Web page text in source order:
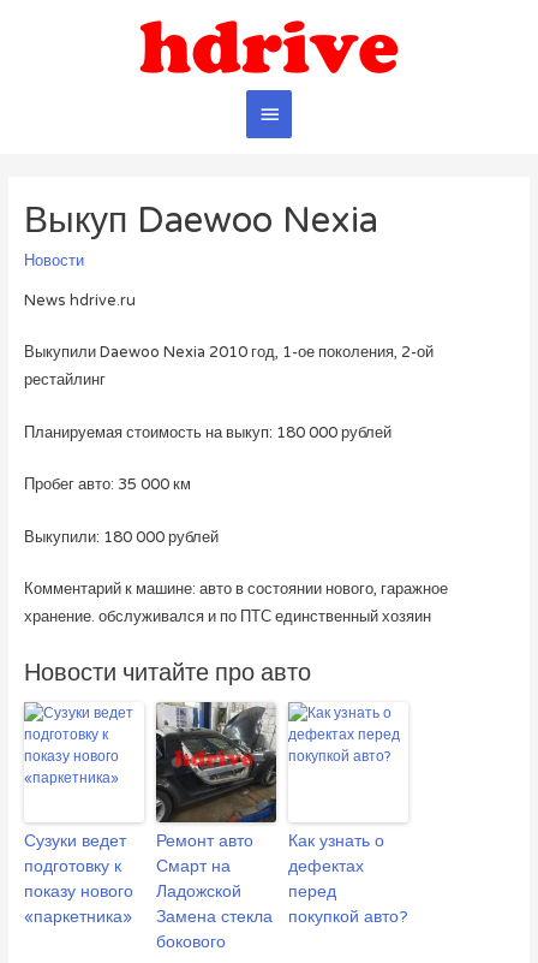
Главное
Выкуп Daewoo Nexia
Новости
News hdrive.ru
Выкупили Daewoo Nexia 2010 год, 1-ое поколения, 2-ой
рестайлинг
Планируемая стоимость на выкуп: 180 000 рублей
Пробег авто: 35 000 км
Выкупили: 180 000 рублей
Комментарий к машине: авто в состоянии нового, гаражное
хранение. обслуживался и по ПТС единственный хозяин
Новости читайте про авто
Сузуки ведет
подготовку к
показу нового
«паркетника»
Ремонт авто
Смарт на
Ладожской
Замена стекла
бокового
Как узнать о
дефектах
перед
покупкой авто?